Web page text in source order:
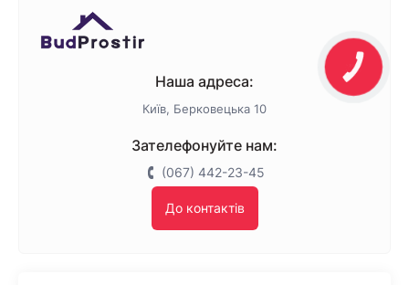
Наша адреса:
Київ, Берковецька 10
Зателефонуйте нам:
(067) 442-23-45
До контактів